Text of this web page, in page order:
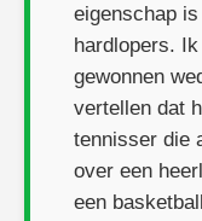
eigenschap
hardlopers.
gewonnen
vertellen dat
tennisser die
over een
een